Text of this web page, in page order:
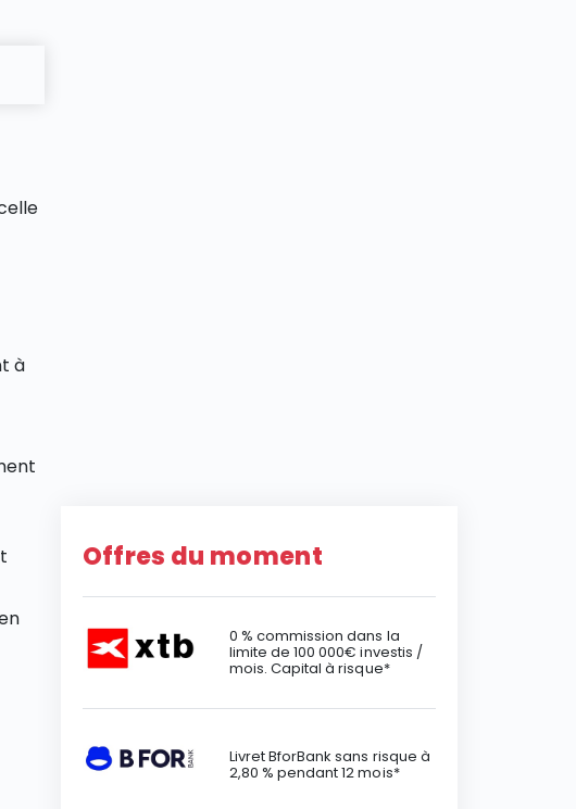
à
Offres du moment
0 % commission dans la
limite de 100 000€ investis /
mois. Capital à risque*
Livret BforBank sans risque à
2,80 % pendant 12 mois*